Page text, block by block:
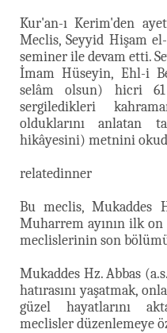
Kur'an-ı Kerim'den
Meclis, Seyyid Hişam
seminer ile devam etti.
İmam Hüseyin, Ehl-i
selâm olsun) hicri 61
sergiledikleri
olduklarını anlatan
hikâyesini) metnini
relatedinner
Bu meclis, Mukaddes
Muharrem ayının ilk
meclislerinin son
Mukaddes Hz. Abbas
hatırasını yaşatmak,
güzel hayatlarını
meclisler düzenlemeye